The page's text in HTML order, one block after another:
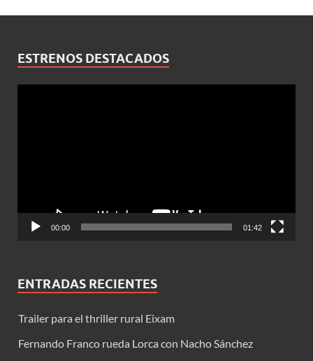
ESTRENOS DESTACADOS
00:00 01:42
ENTRADAS RECIENTES
Trailer para el thriller rural Eixam
Fernando Franco rueda Lorca con Nacho Sánchez